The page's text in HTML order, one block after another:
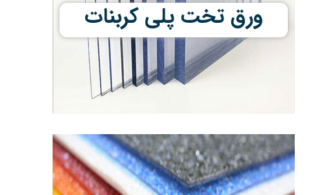
ورق تخت پلی کربنات